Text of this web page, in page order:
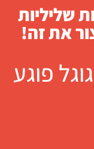
שליליות
את זה!
פוגע